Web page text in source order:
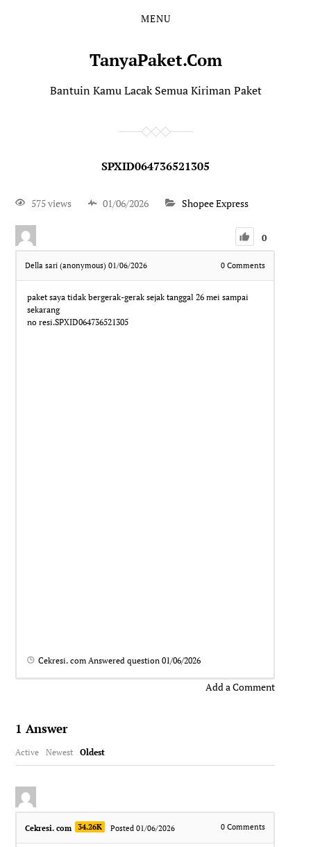
MENU
TanyaPaket.Com
Bantuin Kamu Lacak Semua Kiriman Paket
SPXID064736521305
575 views 01/06/2026 Shopee Express
0
Della sari (anonymous)01/06/2026 0Comments
paket saya tidak bergerak-gerak sejak tanggal 26 mei sampai
sekarang
no resi.SPXID064736521305
Cekresi. com Answered question01/06/2026
Add a Comment
1 Answer
Active Newest Oldest
Cekresi. com 34.26K Posted 01/06/2026 0Comments